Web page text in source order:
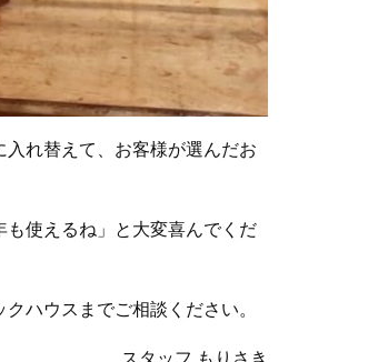
れ替えて、お客様が選んだお
使えるね」と大変喜んでくだ
ハウスまでご相談ください。
スタッフ もりさき